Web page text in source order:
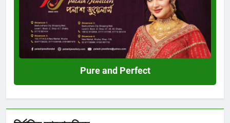
Pure and Perfect